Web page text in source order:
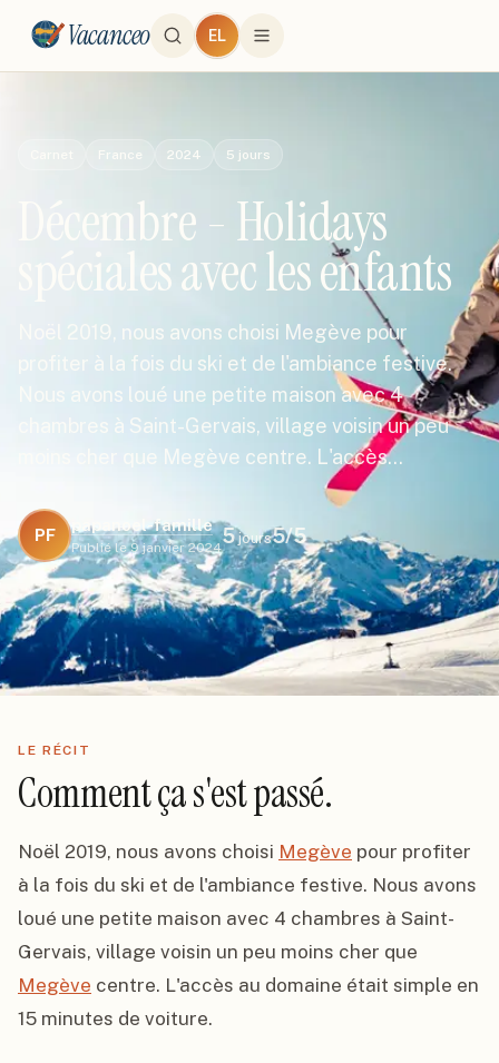
Vacanceo EL
France 2024 5 jours
Décembre - Holidays
spéciales avec les enfants
Noël 2019, nous avons choisi Megève pour
profiter à la fois du ski et de l'ambiance festive.
Nous avons loué une petite maison avec 4
chambres à Saint-Gervais, village voisin un peu
moins cher que Megève centre. L'accès…
PF
papanoel-famille
Publié le 9 janvier 2024
5jours5/5
LE RÉCIT
Comment ça s'est passé.
Noël 2019, nous avons choisi Megève pour profiter
à la fois du ski et de l'ambiance festive. Nous avons
loué une petite maison avec 4 chambres à Saint-
Megève centre. L'accès au domaine était simple en
15 minutes de voiture.